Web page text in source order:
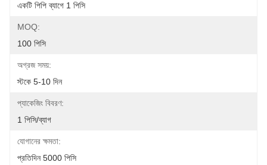
একটি পিপি ব্যাগে 1 পিসি
MOQ:
100 পিসি
অগ্রজ সময়:
স্টকে 5-10 দিন
প্যাকেজিং বিবরণ:
1 পিসি/ব্যাগ
যোগানের ক্ষমতা:
প্রতিদিন 5000 পিসি